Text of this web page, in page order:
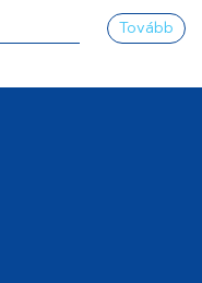
Tovább